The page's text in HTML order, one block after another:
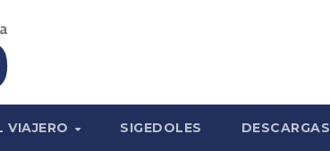
VIAJERO SIGEDOLES DESCARGAS